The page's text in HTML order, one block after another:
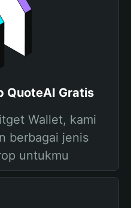
QuoteAI Gratis
Wallet, kami
berbagai jenis
untukmu